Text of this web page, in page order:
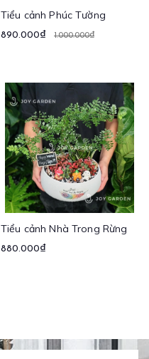
Tiểu cảnh Phúc Tường
890.000₫ 1.000.000₫
Tiểu cảnh Nhà Trong Rừng
880.000₫